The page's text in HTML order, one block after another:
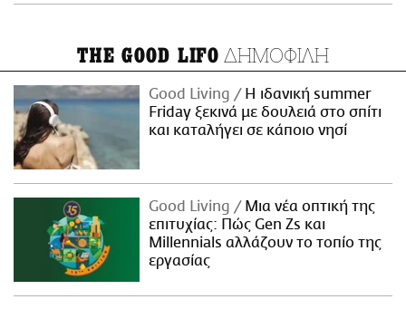
THE GOOD LIFO ΔΗΜΟΦΙΛΗ
Good Living
Η ιδανική summer
Friday ξεκινά με δουλειά στο σπίτι
και καταλήγει σε κάποιο νησί
Good Living
Μια νέα οπτική της
επιτυχίας: Πώς Gen Zs και
Millennials αλλάζουν το τοπίο της
εργασίας